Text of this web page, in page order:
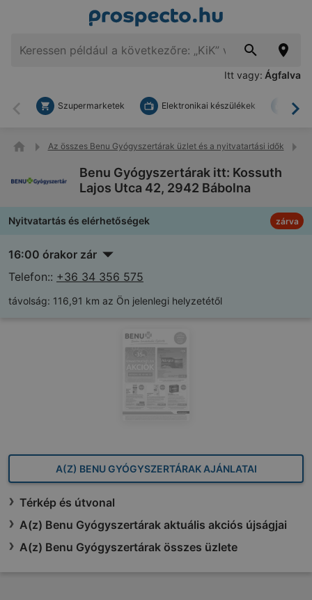
Itt vagy: Ágfalva
Vissza
Szupermarketek Elektronikai készülékek
Az összes Benu Gyógyszertárak üzlet és a nyitvatartási idők
Benu Gyógyszertárak itt: Kossuth
Lajos Utca 42, 2942 Bábolna
Nyitvatartás és elérhetőségek zárva
16:00 órakor zár
Telefon:: +36 34 356 575
távolság: 116,91 km az Ön jelenlegi helyzetétől
A(Z) BENU GYÓGYSZERTÁRAK AJÁNLATAI
Térkép és útvonal
A(z) Benu Gyógyszertárak aktuális akciós újságjai
A(z) Benu Gyógyszertárak összes üzlete